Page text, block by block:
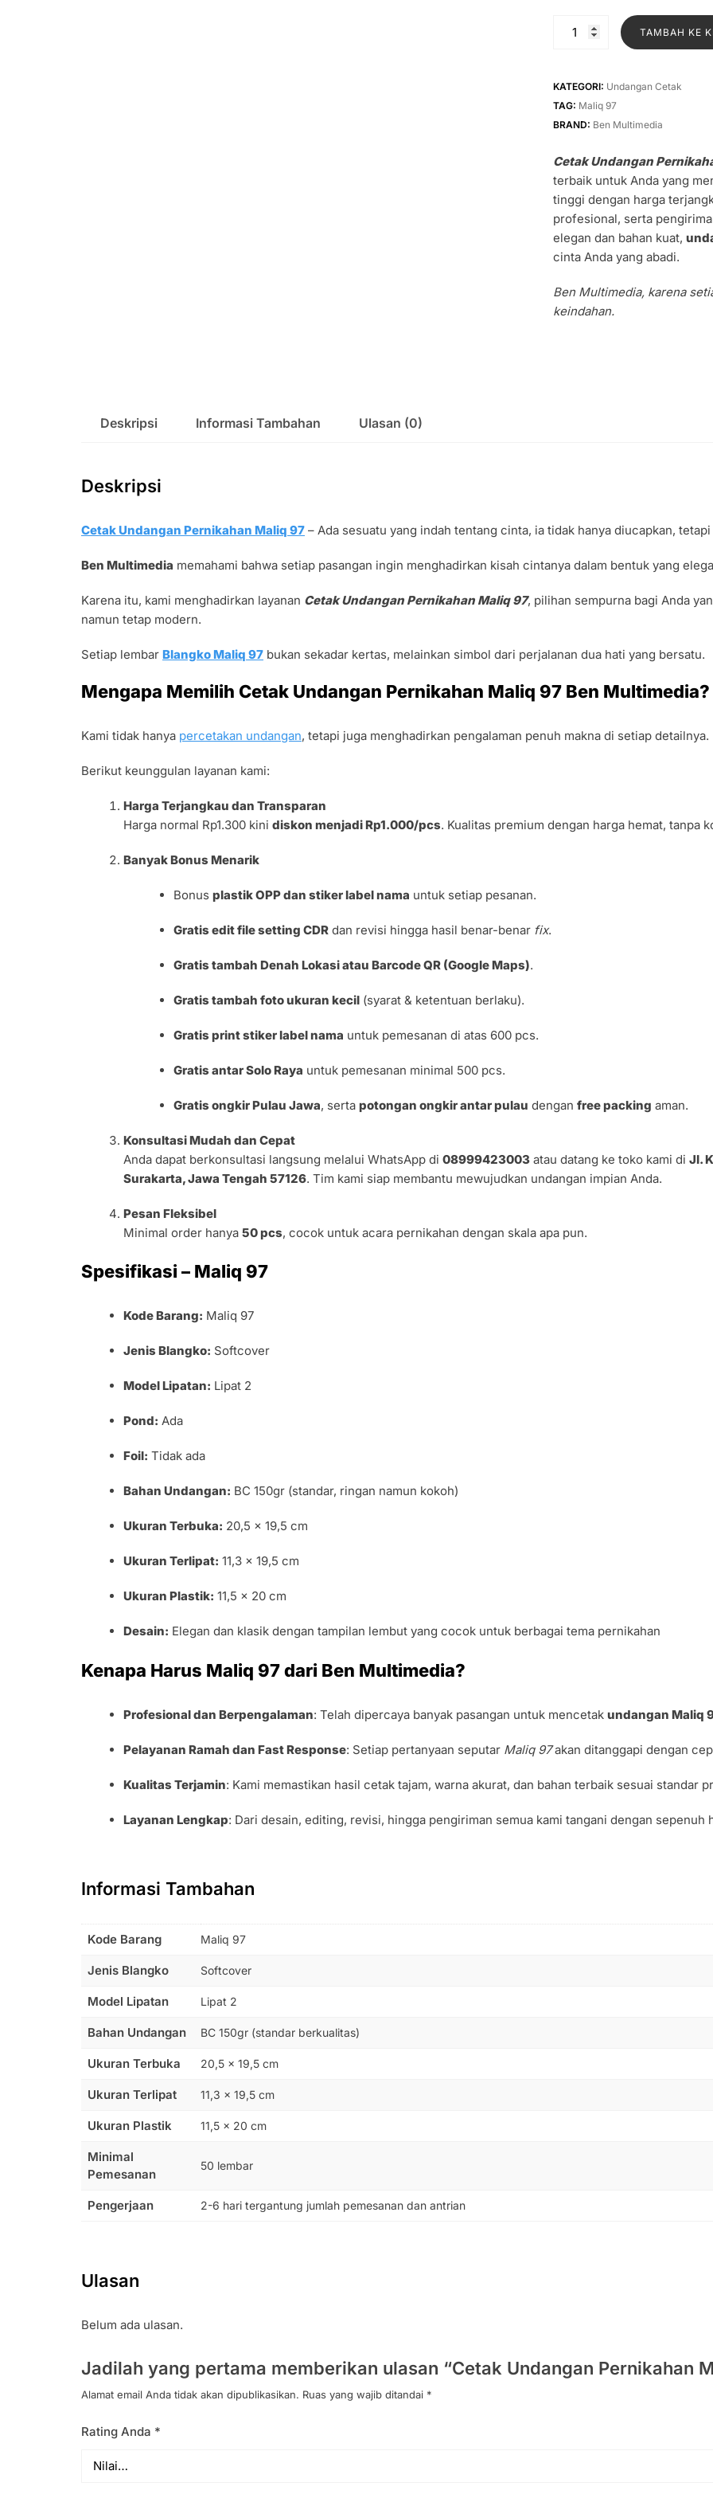
Kuantitas
Pernikahan
Maliq
97
TAMBAH KE
KATEGORI: Undangan Cetak
TAG: Maliq 97
BRAND: Ben Multimedia
Cetak Undangan
terbaik untuk Anda yang
tinggi dengan harga
profesional, serta
elegan dan bahan kuat,
cinta Anda yang abadi.
Ben Multimedia, karena
keindahan.
Deskripsi Informasi Tambahan Ulasan (0)
Deskripsi
Cetak Undangan Pernikahan Maliq 97 – Ada sesuatu yang indah tentang cinta, ia tidak hanya diucapkan,
Ben Multimedia memahami bahwa setiap pasangan ingin menghadirkan kisah cintanya dalam bentuk yang
Karena itu, kami menghadirkan layanan Cetak Undangan Pernikahan Maliq 97, pilihan sempurna bagi Anda
namun tetap modern.
Setiap lembar Blangko Maliq 97 bukan sekadar kertas, melainkan simbol dari perjalanan dua hati yang bersatu.
Mengapa Memilih Cetak Undangan Pernikahan Maliq 97 Ben Multimedia?
Kami tidak hanya percetakan undangan, tetapi juga menghadirkan pengalaman penuh makna di setiap detailnya.
Berikut keunggulan layanan kami:
Harga Terjangkau dan Transparan
Harga normal Rp1.300 kinidiskon menjadi Rp1.000/pcs. Kualitas premium dengan harga hemat, tanpa
Banyak Bonus Menarik
Bonus plastik OPP dan stiker label nama untuk setiap pesanan.
Gratis edit file setting CDRdan revisi hingga hasil benar-benar fix.
Gratis tambah Denah Lokasi atau Barcode QR (Google Maps).
Gratis tambah foto ukuran kecil(syarat & ketentuan berlaku).
Gratis print stiker label nama untuk pemesanan di atas 600 pcs.
Gratis antar Solo Raya untuk pemesanan minimal 500 pcs.
Gratis ongkir Pulau Jawa, serta potongan ongkir antar pulau dengan free packing aman.
Konsultasi Mudah dan Cepat
Anda dapat berkonsultasi langsung melalui WhatsApp di08999423003 atau datang ke toko kami diJl.
Surakarta, Jawa Tengah 57126. Tim kami siap membantu mewujudkan undangan impian Anda.
Pesan Fleksibel
Minimal order hanya50 pcs, cocok untuk acara pernikahan dengan skala apa pun.
Spesifikasi – Maliq 97
Kode Barang: Maliq 97
Jenis Blangko: Softcover
Model Lipatan: Lipat 2
Pond: Ada
Foil: Tidak ada
Bahan Undangan: BC 150gr (standar, ringan namun kokoh)
Ukuran Terbuka: 20,5 x 19,5 cm
Ukuran Terlipat: 11,3 x 19,5 cm
Ukuran Plastik: 11,5 x 20 cm
Desain: Elegan dan klasik dengan tampilan lembut yang cocok untuk berbagai tema pernikahan
Kenapa Harus Maliq 97 dari Ben Multimedia?
Profesional dan Berpengalaman: Telah dipercaya banyak pasangan untuk mencetakundangan Maliq
Pelayanan Ramah dan Fast Response: Setiap pertanyaan seputar Maliq 97akan ditanggapi dengan
Kualitas Terjamin: Kami memastikan hasil cetak tajam, warna akurat, dan bahan terbaik sesuai standar
Layanan Lengkap: Dari desain, editing, revisi, hingga pengiriman semua kami tangani dengan sepenuh
Informasi Tambahan
Kode Barang Maliq 97
Jenis Blangko Softcover
Model Lipatan Lipat 2
Bahan Undangan BC 150gr (standar berkualitas)
Ukuran Terbuka 20,5 x 19,5 cm
Ukuran Terlipat 11,3 x 19,5 cm
Ukuran Plastik 11,5 x 20 cm
Minimal
Pemesanan
50 lembar
Pengerjaan 2-6 hari tergantung jumlah pemesanan dan antrian
Ulasan
Belum ada ulasan.
Jadilah yang pertama memberikan ulasan “Cetak Undangan Pernikahan
Alamat email Anda tidak akan dipublikasikan. Ruas yang wajib ditandai *
Rating Anda *